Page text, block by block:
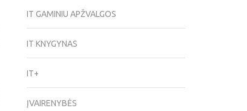
IT GAMINIU APŽVALGOS
IT KNYGYNAS
IT+
ĮVAIRENYBĖS